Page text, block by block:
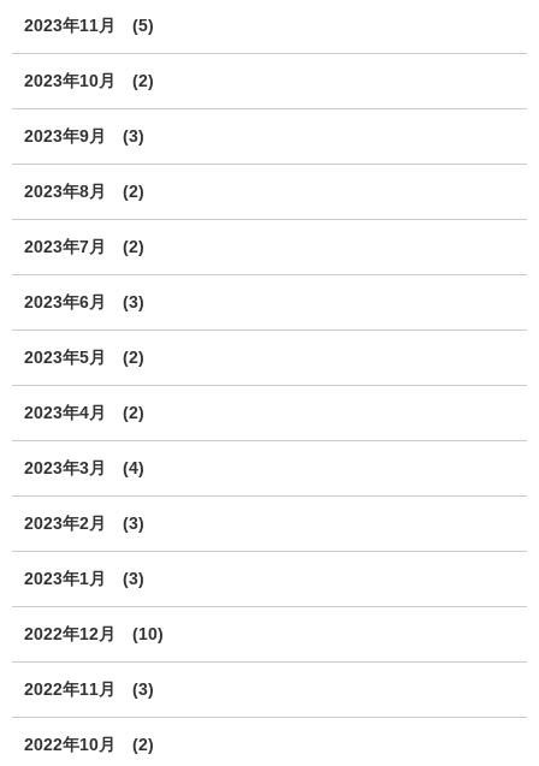
2023年11月 (5)
2023年10月 (2)
2023年9月 (3)
2023年8月 (2)
2023年7月 (2)
2023年6月 (3)
2023年5月 (2)
2023年4月 (2)
2023年3月 (4)
2023年2月 (3)
2023年1月 (3)
2022年12月 (10)
2022年11月 (3)
2022年10月 (2)